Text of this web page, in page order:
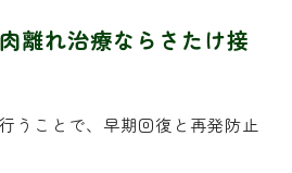
離れ治療ならさたけ接
うことで、早期回復と再発防止